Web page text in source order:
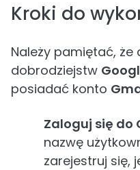
Kroki do
Należy pamiętać, że
dobrodziejstw
posiadać konto
Zaloguj się do
nazwę
zarejestruj się,